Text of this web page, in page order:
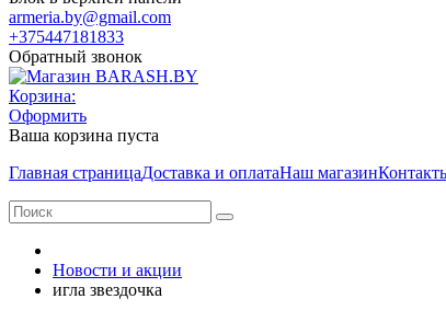
armeria.by@gmail.com
+375447181833
Обратный звонок
Корзина:
Оформить
Ваша корзина пуста
Главная страницаДоставка и оплатаНаш магазин
Новости и акции
игла звездочка